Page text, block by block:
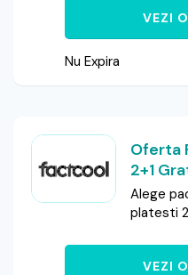
VEZI
Nu Expira
Oferta
2+1
Alege
platesti
VEZI